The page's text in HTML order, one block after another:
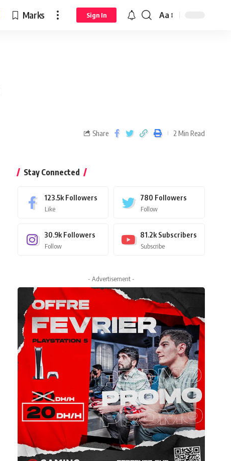
Marks Sign In Aa
Share 2 Min Read
Stay Connected
123.5k Followers
Like
780 Followers
Follow
30.9k Followers
Follow
81.2k Subscribers
Subscribe
- Advertisement -